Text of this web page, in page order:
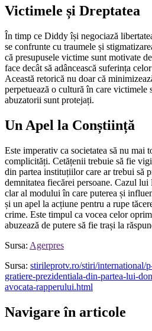
Victimele și Dreptatea
În timp ce Diddy își negociază
se confrunte cu traumele și
că presupusele victime sunt motivate
face decât să adâncească suferința
Această retorică nu doar că
perpetuează o cultură în care victimele
abuzatorii sunt protejați.
Un Apel la Conștiință
Este imperativ ca societatea să nu mai
complicități. Cetățenii trebuie să fie
din partea instituțiilor care ar trebui să
demnitatea fiecărei persoane. Cazul
clar al modului în care puterea și
și un apel la acțiune pentru a rupe
crime. Este timpul ca vocea celor
abuzează de putere să fie trași la
Sursa: Agerpres
Sursa: stirileprotv.ro/stiri/international/
gratiere-prezidentiala-din-partea-lui-
avocata-rapperului.html
Navigare în articole